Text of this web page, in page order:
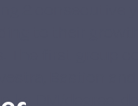
first group
Bastion
kg DM/degree-